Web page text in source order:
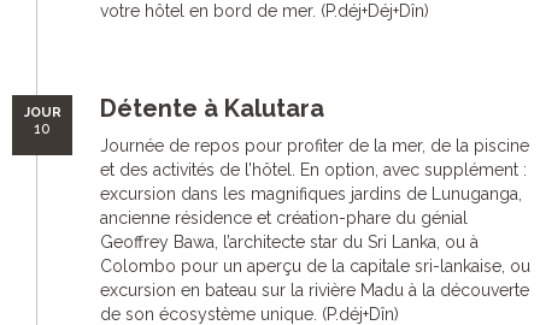
votre hôtel en bord de mer. (P.déj+Déj+Dîn)
JOUR
10
Détente à Kalutara
Journée de repos pour profiter de la mer, de la piscine
et des activités de l’hôtel. En option, avec supplément :
excursion dans les magnifiques jardins de Lunuganga,
ancienne résidence et création-phare du génial
Geoffrey Bawa, l’architecte star du Sri Lanka, ou à
Colombo pour un aperçu de la capitale sri-lankaise, ou
excursion en bateau sur la rivière Madu à la découverte
de son écosystème unique. (P.déj+Dîn)